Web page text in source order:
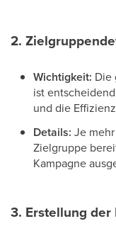
2.
Wichtigkeit: Die
ist
und die
Details: Je
Zielgruppe
Kampagne
3. Erstellung der